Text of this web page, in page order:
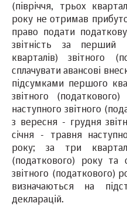
(півріччя, трьох
року не отримав
право подати
звітність за перший
кварталів) звітного
сплачувати авансові
підсумками першого
звітного
наступного звітного
з вересня - грудня
січня - травня
року; за три
(податкового) року та
звітного (податкового)
визначаються на
декларацій.